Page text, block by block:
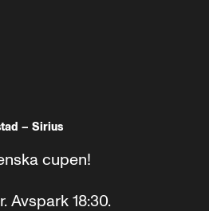
– Sirius
cupen!
Avspark 18:30.